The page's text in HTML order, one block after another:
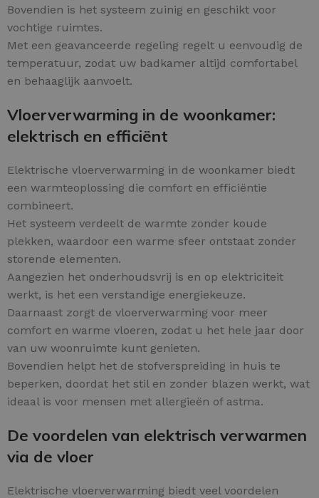
Bovendien is het systeem zuinig en geschikt voor
vochtige ruimtes.
Met een geavanceerde regeling regelt u eenvoudig de
temperatuur, zodat uw badkamer altijd comfortabel
en behaaglijk aanvoelt.
Vloerverwarming in de woonkamer:
elektrisch en efficiënt
Elektrische vloerverwarming in de woonkamer biedt
een warmteoplossing die comfort en efficiëntie
combineert.
Het systeem verdeelt de warmte zonder koude
plekken, waardoor een warme sfeer ontstaat zonder
storende elementen.
Aangezien het onderhoudsvrij is en op elektriciteit
werkt, is het een verstandige energiekeuze.
Daarnaast zorgt de vloerverwarming voor meer
comfort en warme vloeren, zodat u het hele jaar door
van uw woonruimte kunt genieten.
Bovendien helpt het de stofverspreiding in huis te
beperken, doordat het stil en zonder blazen werkt, wat
ideaal is voor mensen met allergieën of astma.
De voordelen van elektrisch verwarmen
via de vloer
Elektrische vloerverwarming biedt veel voordelen